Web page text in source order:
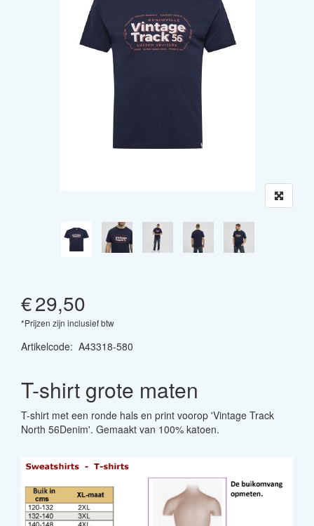
€29,50
*Prijzen zijn inclusief btw
Artikelcode: A43318-580
T-shirt grote maten
T-shirt met een ronde hals en print voorop 'Vintage Track
North 56Denim'. Gemaakt van 100% katoen.